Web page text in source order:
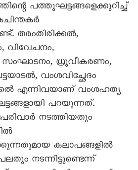
പത്തുഘട്ടങ്ങളെക്കുറിച്ച്
തരംതിരിക്കൽ,
വിവേചനം,
ധ്രുവീകരണം,
വംശവിച്ഛേദം
എന്നിവയാണ് വംശഹത്യ
പറയുന്നത്.
നടത്തിയതും
കലാപങ്ങളിൽ
നടന്നിട്ടുണ്ടെന്ന്